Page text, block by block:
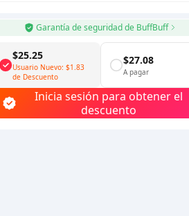
Garantía de seguridad de BuffBuff
$25.25
Usuario Nuevo: $1.83
de Descuento
$27.08
A pagar
Inicia sesión para obtener el
descuento